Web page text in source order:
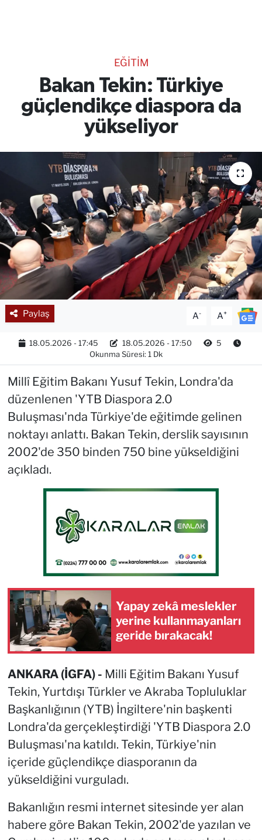
EĞİTİM
Bakan Tekin: Türkiye
güçlendikçe diaspora da
yükseliyor
Paylaş A- A+
18.05.2026 - 17:45 18.05.2026 - 17:50
5
Okunma Süresi: 1 Dk
Millî Eğitim Bakanı Yusuf Tekin, Londra'da
düzenlenen 'YTB Diaspora 2.0
Buluşması'nda Türkiye'de eğitimde gelinen
noktayı anlattı. Bakan Tekin, derslik sayısının
2002'de 350 binden 750 bine yükseldiğini
açıkladı.
Yapay zekâ meslekler
yerine kullanmayanları
geride bırakacak!
ANKARA (İGFA) - Milli Eğitim Bakanı Yusuf
Tekin, Yurtdışı Türkler ve Akraba Topluluklar
Başkanlığının (YTB) İngiltere'nin başkenti
Londra'da gerçekleştirdiği 'YTB Diaspora 2.0
Buluşması'na katıldı. Tekin, Türkiye'nin
içeride güçlendikçe diasporanın da
yükseldiğini vurguladı.
Bakanlığın resmi internet sitesinde yer alan
habere göre Bakan Tekin, 2002'de yazılan ve
RESMİ İLANLAR
Gencsesfm Canlı Dinle